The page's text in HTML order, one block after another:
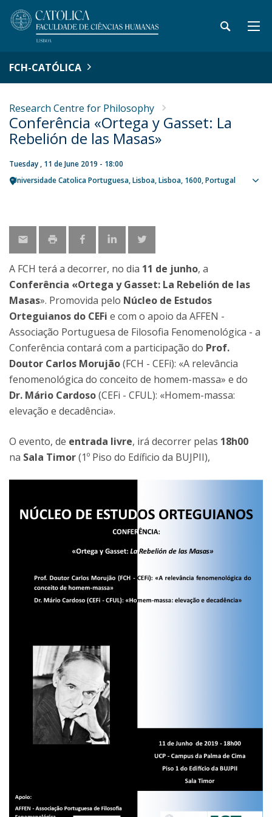
FCH-CATÓLICA
Research Centre for Philosophy
Conferência «Ortega y Gasset: La
Rebelión de las Masas»
Tuesday , 11 de June 2019 - 18:00
Universidade Catolica Portuguesa Lisboa Lisboa 1600 Portugal
A FCH terá a decorrer, no dia 11 de junho, a
Conferência «Ortega y Gasset: La Rebelión de las
Masas». Promovida pelo Núcleo de Estudos
Orteguianos do CEFi e com o apoio da AFFEN -
Associação Portuguesa de Filosofia Fenomenológica - a
Conferência contará com a participação do Prof.
Doutor Carlos Morujão(FCH - CEFi): «A relevância
fenomenológica do conceito de homem-massa» e do
Dr. Mário Cardoso(CEFi - CFUL): «Homem-massa:
elevação e decadência».
O evento, de entrada livre, irá decorrer pelas 18h00
na Sala Timor(1º Piso do Edíficio da BUJPII),